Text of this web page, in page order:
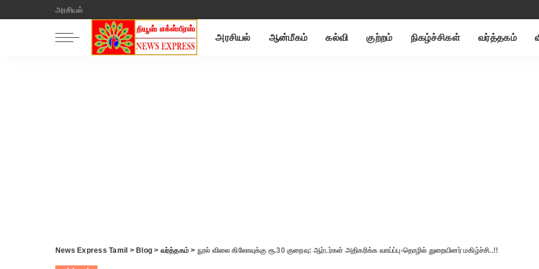
அரசியல்
அரசியல் ஆன்மீகம் கல்வி குற்றம் நிகழ்ச்சிகள் வர்த்தகம்
News Express Tamil > Blog > வர்த்தகம் > நூல் விலை கிலோவுக்கு ரூ.30 குறைவு: ஆர்டர்கள் அதிகரிக்க வாய்ப்பு-தொழில் துறையினர் மகிழ்ச்சி..!!